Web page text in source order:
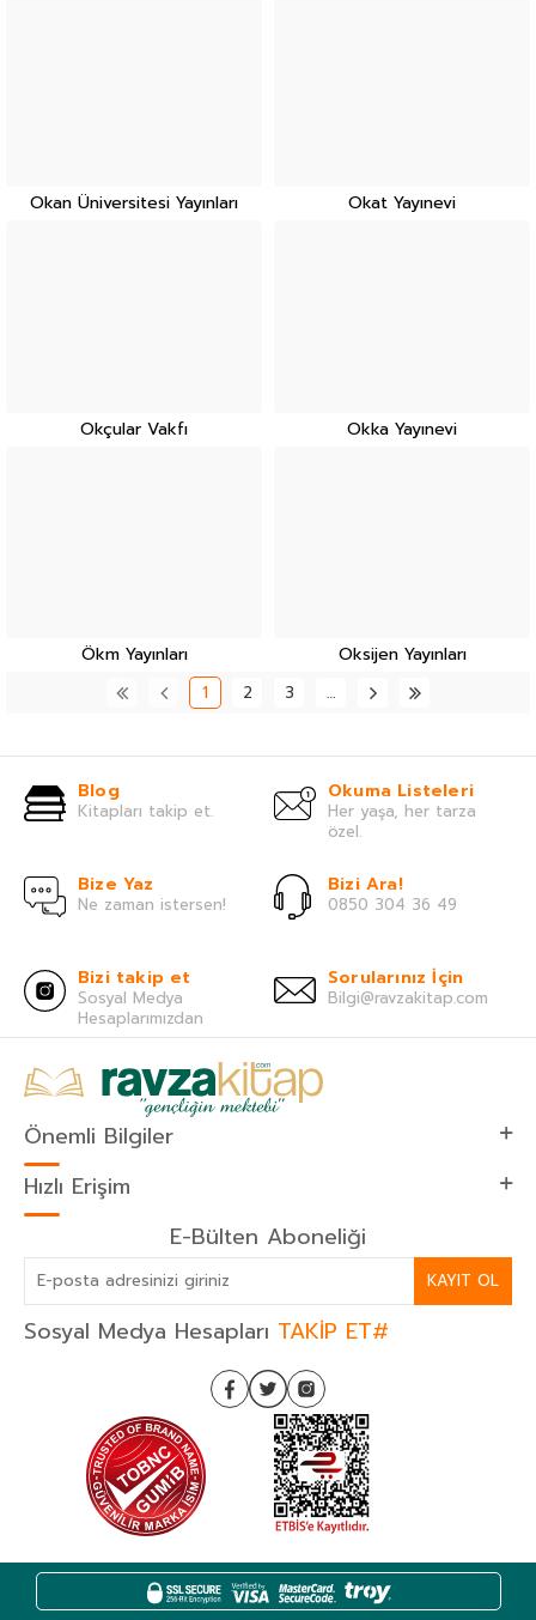
Okan Üniversitesi Yayınları Okat Yayınevi
Okçular Vakfı Okka Yayınevi
Ökm Yayınları Oksijen Yayınları
1 2 3 …
Blog
Kitapları takip et.
Okuma Listeleri
Her yaşa, her tarza
özel.
Bize Yaz
Ne zaman istersen!
Bizi Ara!
0850 304 36 49
Bizi takip et
Sosyal Medya
Hesaplarımızdan
Sorularınız İçin
Bilgi@ravzakitap.com
Önemli Bilgiler
Hızlı Erişim
E-Bülten Aboneliği
KAYIT OL
Sosyal Medya Hesapları TAKİP ET#